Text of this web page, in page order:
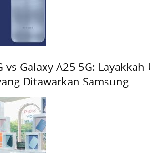
vs Galaxy A25 5G: Layakkah
Ditawarkan Samsung